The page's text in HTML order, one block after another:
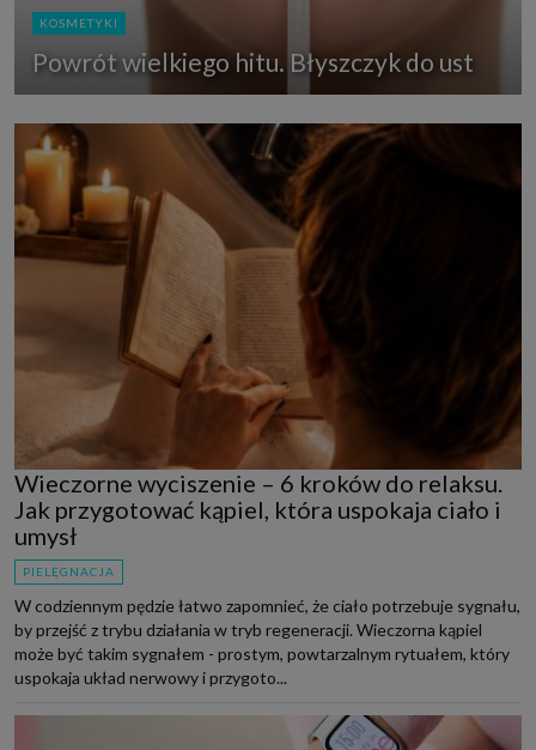
KOSMETYKI
Powrót wielkiego hitu. Błyszczyk do ust
Wieczorne wyciszenie – 6 kroków do relaksu.
Jak przygotować kąpiel, która uspokaja ciało i
umysł
PIELĘGNACJA
W codziennym pędzie łatwo zapomnieć, że ciało potrzebuje sygnału,
by przejść z trybu działania w tryb regeneracji. Wieczorna kąpiel
może być takim sygnałem - prostym, powtarzalnym rytuałem, który
uspokaja układ nerwowy i przygoto...